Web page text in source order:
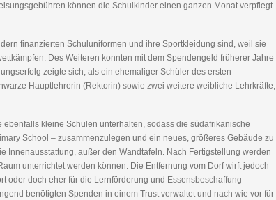
können die Schulkinder einen ganzen Monat verpflegt
finanzierten Schuluniformen und ihre Sportkleidung sind, weil sie
Des Weiteren konnten mit dem Spendengeld früherer Jahre
zeigte sich, als ein ehemaliger Schüler des ersten
Hauptlehrerin (Rektorin) sowie zwei weitere weibliche Lehrkräfte,
kleine Schulen unterhalten, sodass die südafrikanische
School – zusammenzulegen und ein neues, größeres Gebäude zu
Innenausstattung, außer den Wandtafeln. Nach Fertigstellung werden
unterrichtet werden können. Die Entfernung vom Dorf wirft jedoch
oder doch eher für die Lernförderung und Essensbeschaffung
benötigten Spenden in einem Trust verwaltet und nach wie vor für